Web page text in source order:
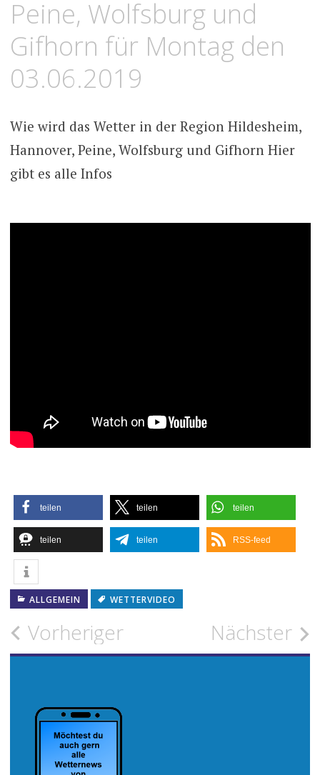
Peine, Wolfsburg und
Gifhorn für Montag den
03.06.2019
Wie wird das Wetter in der Region Hildesheim,
Hannover, Peine, Wolfsburg und Gifhorn Hier
gibt es alle Infos
teilen teilen teilen
teilen teilen RSS-feed
ALLGEMEIN WETTERVIDEO
Beitragsnavigation
Vorheriger Nächster